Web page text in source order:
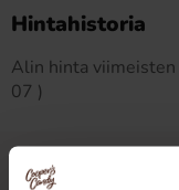
Hintahistoria
Alin hinta
07 )